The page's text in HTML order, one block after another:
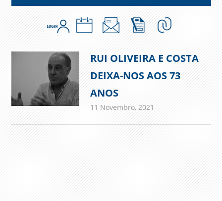
RUI OLIVEIRA E COSTA
DEIXA-NOS AOS 73
ANOS
11 Novembro, 2021